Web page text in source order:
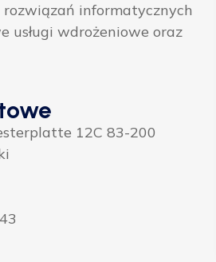
informatycznych
usługi wdrożeniowe oraz
12C 83-200